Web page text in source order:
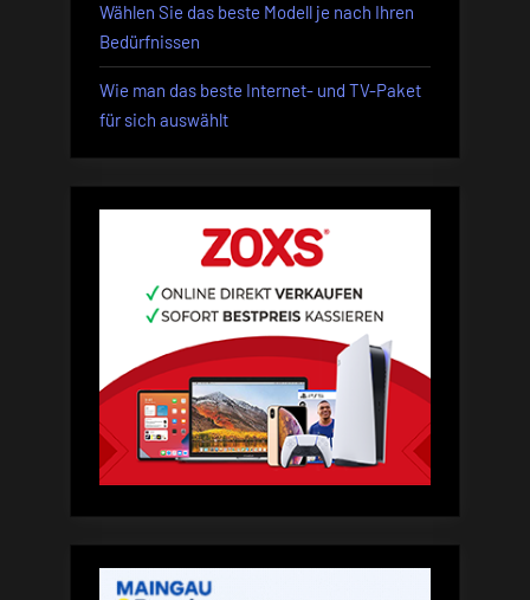
Wählen Sie das beste Modell je nach Ihren
Bedürfnissen
Wie man das beste Internet- und TV-Paket
für sich auswählt